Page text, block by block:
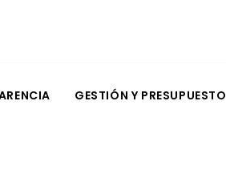
GESTIÓN Y PRESUPUESTO